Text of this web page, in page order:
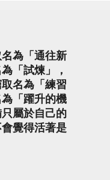
為「通往新
「試煉」，
名為「練習
「躍升的機
屬於自己的
覺得活著是